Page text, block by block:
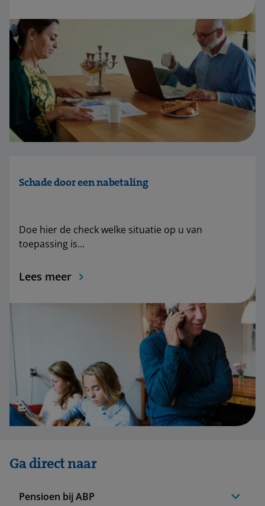
Schade door een nabetaling
Doe hier de check welke situatie op u van
toepassing is...
Lees meer
Ga direct naar
Pensioen bij ABP